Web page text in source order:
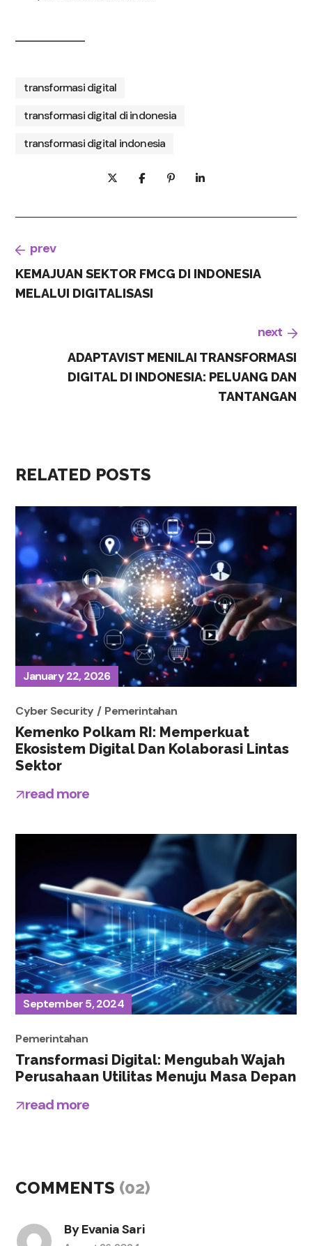
transformasi digital
transformasi digital di indonesia
transformasi digital indonesia
prev
KEMAJUAN SEKTOR FMCG DI INDONESIA
MELALUI DIGITALISASI
next
ADAPTAVIST MENILAI TRANSFORMASI
DIGITAL DI INDONESIA: PELUANG DAN
TANTANGAN
RELATED POSTS
January 22, 2026
Cyber Security Pemerintahan
Kemenko Polkam RI: Memperkuat
Ekosistem Digital Dan Kolaborasi Lintas
Sektor
read more
September 5, 2024
Pemerintahan
Transformasi Digital: Mengubah Wajah
Perusahaan Utilitas Menuju Masa Depan
read more
COMMENTS (02)
ByEvania Sari